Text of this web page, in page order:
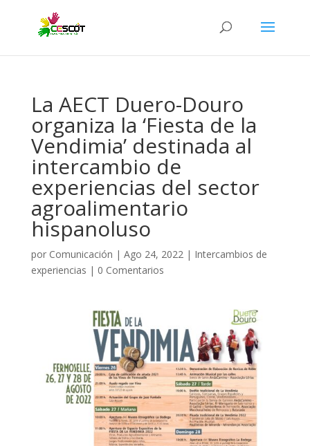
La AECT Duero-Douro
organiza la ‘Fiesta de la
Vendimia’ destinada al
intercambio de
experiencias del sector
agroalimentario
hispanoluso
por Comunicación | Ago 24, 2022| Intercambios de
experiencias | 0 Comentarios